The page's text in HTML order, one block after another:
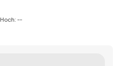
Hoch: --